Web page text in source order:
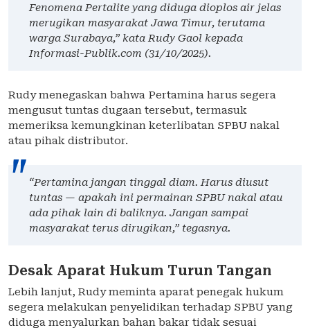
Fenomena Pertalite yang diduga dioplos air jelas
merugikan masyarakat Jawa Timur, terutama
warga Surabaya,” kata Rudy Gaol kepada
Informasi-Publik.com (31/10/2025).
Rudy menegaskan bahwa Pertamina harus segera
mengusut tuntas dugaan tersebut, termasuk
memeriksa kemungkinan keterlibatan SPBU nakal
atau pihak distributor.
“Pertamina jangan tinggal diam. Harus diusut
tuntas — apakah ini permainan SPBU nakal atau
ada pihak lain di baliknya. Jangan sampai
masyarakat terus dirugikan,” tegasnya.
Desak Aparat Hukum Turun Tangan
Lebih lanjut, Rudy meminta aparat penegak hukum
segera melakukan penyelidikan terhadap SPBU yang
diduga menyalurkan bahan bakar tidak sesuai